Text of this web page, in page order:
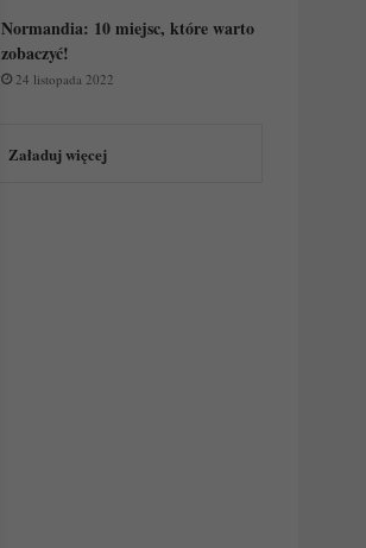
Normandia: 10 miejsc, które warto
zobaczyć!
24 listopada 2022
Załaduj więcej